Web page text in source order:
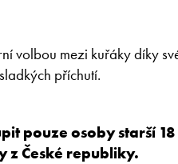
volbou mezi kuřáky díky
příchutí.
pouze osoby starší
z České republiky.